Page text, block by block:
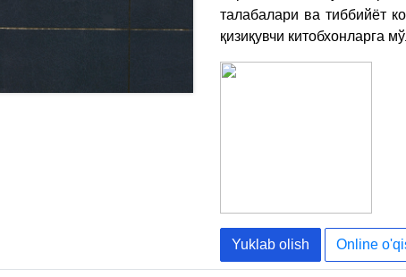
талабалари ва тиббийёт
қизиқувчи китобхонларга
Yuklab olish Online